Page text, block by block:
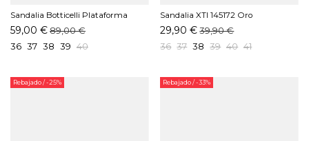
Sandalia Botticelli Plataforma
Glitter Plomo
59,00 €89,00 €
36 37 38 39 40
Sandalia XTI 145172 Oro
29,90 € 39,90 €
36 37 38 39 40 41
Rebajado/ -25% Rebajado/ -33%